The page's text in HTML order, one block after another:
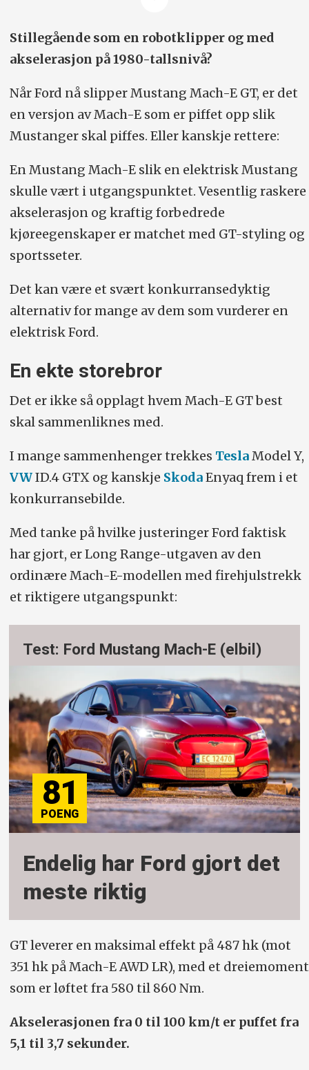
motorer. 358 kW/487 hk. 860 Nm.
Rekkevidde (oppgitt):500 km (batteri
98,7 kW)
Maks ladeeffekt (oppgitt):150 kW.
Ladetid (oppgitt):45 min. (10–80
prosent).
(mm):4743/1881/1613/130.
Hengervekt:750 kg (tilvalg).
hattehylle, inkl. frunk på 100 liter).
Dekkdimensjon:245/45 R20.
Konkurrenter: Tesla Model Y
Performance, VW ID.4 GTX og Skoda
Enyaq iV80X.
Stillegående som en robotklipper og med
akselerasjon på 1980-tallsnivå?
Når Ford nå slipper Mustang Mach-E GT, er det
en versjon av Mach-E som er piffet opp slik
Mustanger skal piffes. Eller kanskje rettere:
En Mustang Mach-E slik en elektrisk Mustang
skulle vært i utgangspunktet. Vesentlig raskere
akselerasjon og kraftig forbedrede
kjøreegenskaper er matchet med GT-styling og
sportsseter.
Det kan være et svært konkurransedyktig
alternativ for mange av dem som vurderer en
elektrisk Ford.
En ekte storebror
Det er ikke så opplagt hvem Mach-E GT best
skal sammenliknes med.
I mange sammenhenger trekkes TeslaModel Y,
VWID.4 GTX og kanskje SkodaEnyaq frem i et
konkurransebilde.
Med tanke på hvilke justeringer Ford faktisk
har gjort, er Long Range-utgaven av den
ordinære Mach-E-modellen med firehjulstrekk
et riktigere utgangspunkt:
Test: Ford Mustang Mach-E (elbil)
81
Endelig har Ford gjort det
meste riktig
GT leverer en maksimal effekt på 487 hk (mot
351 hk på Mach-E AWD LR), med et dreiemoment
som er løftet fra 580 til 860 Nm.
Akselerasjonen fra 0 til 100 km/t er puffet fra
5,1 til 3,7 sekunder.